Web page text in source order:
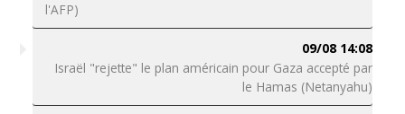
l'AFP)
09/08 14:08
Israël "rejette" le plan américain pour Gaza accepté par
le Hamas (Netanyahu)